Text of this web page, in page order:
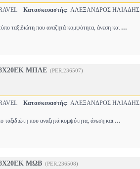
Κατασκευαστής: ΑΛΕΞΑΝΔΡΟΣ ΗΛΙΑΔΗΣ
ταξιδιώτη που αναζητά κομψότητα, άνεση και ...
ΜΠΛΕ (PER.236507)
Κατασκευαστής: ΑΛΕΞΑΝΔΡΟΣ ΗΛΙΑΔΗΣ
ταξιδιώτη που αναζητά κομψότητα, άνεση και ...
ΜΩΒ (PER.236508)